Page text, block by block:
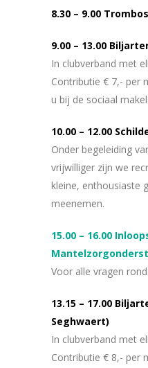
8.30 – 9.00
9.00 – 13.00
In clubverband met
Contributie € 7,- per
u bij de sociaal
10.00 – 12.00
Onder begeleiding
vrijwilliger zijn we
kleine, enthousiaste
meenemen.
15.00 – 16.00
Voor alle vragen
13.15 – 17.00
Seghwaert)
In clubverband met
Contributie € 8,- per